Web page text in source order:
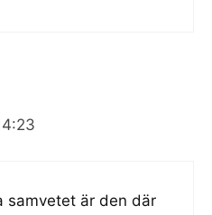
samvetet är den där